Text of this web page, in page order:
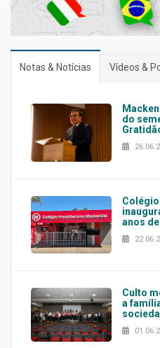
Notas & Notícias Vídeos &
do
anos
Culto
a